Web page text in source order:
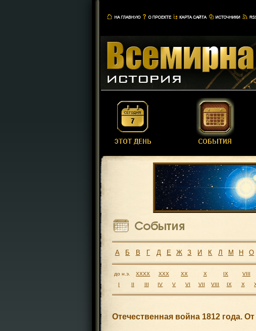
А Б В Г Д Е Ж З И К Л М Н О
до н.э. XXXX XXX XX X IX VIII
I
II III IV V VI VII VIII IX X
Отечественная война 1812 года.